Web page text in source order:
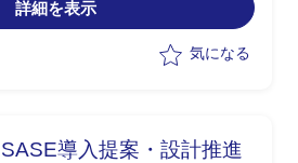
に、各種ステークホルダーとの調整
探り状態の中で主導的に改善案を提
詳細を表示
気になる
導入提案・設計推進